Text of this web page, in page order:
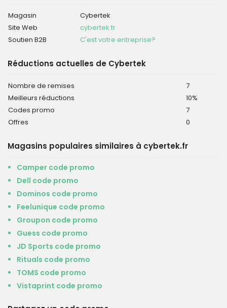
Magasin
Cybertek
Site Web
cybertek.fr
Soutien B2B
C'est votre entreprise?
Réductions actuelles de Cybertek
Nombre de remises
7
Meilleurs réductions
10%
Codes promo
7
Offres
0
Magasins populaires similaires à cybertek.fr
Camper code promo
Dell code promo
Dominos code promo
Feelunique code promo
Groupon code promo
Guess code promo
JD Sports code promo
Rituals code promo
TOMS code promo
Vistaprint code promo